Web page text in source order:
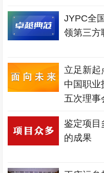
JYPC全
领第三方
立足新起
中国职业
五次理事
鉴定项目
的成果